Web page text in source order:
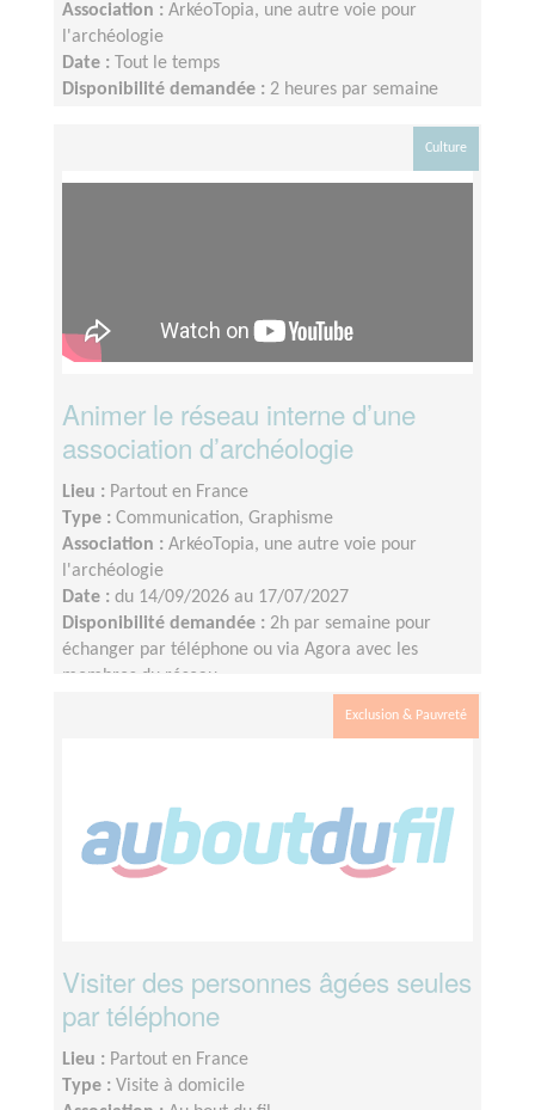
Association : ArkéoTopia, une autre voie pour
l'archéologie
Date :
Tout le temps
Disponibilité demandée : 2 heures par semaine
Culture
Animer le réseau interne d’une
association d’archéologie
Lieu : Partout en France
Type : Communication, Graphisme
Association : ArkéoTopia, une autre voie pour
l'archéologie
Date : du 14/09/2026 au 17/07/2027
Disponibilité demandée : 2h par semaine pour
échanger par téléphone ou via Agora avec les
membres du réseau
Exclusion & Pauvreté
Visiter des personnes âgées seules
par téléphone
Lieu : Partout en France
Type : Visite à domicile